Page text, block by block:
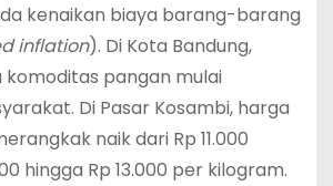
kenaikan biaya barang-barang
inflation). Di Kota Bandung,
komoditas pangan mulai
Di Pasar Kosambi, harga
naik dari Rp 11.000
hingga Rp 13.000 per kilogram.